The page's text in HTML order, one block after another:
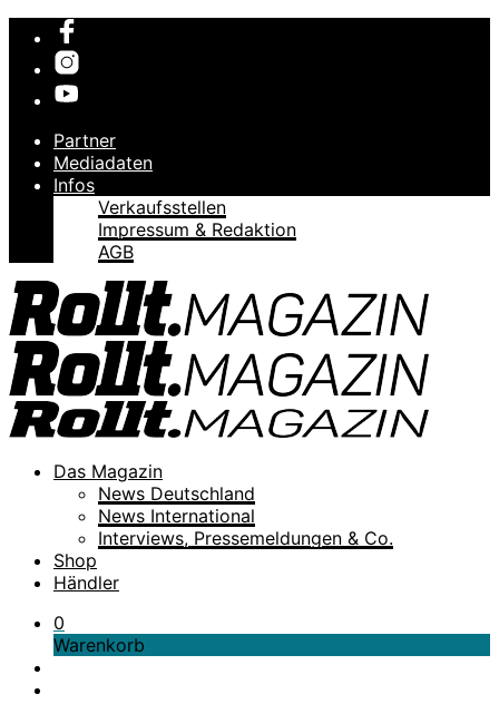
Partner
Mediadaten
Infos
Verkaufsstellen
Impressum & Redaktion
AGB
Das Magazin
News Deutschland
News International
Interviews, Pressemeldungen & Co.
Shop
Händler
0
Warenkorb